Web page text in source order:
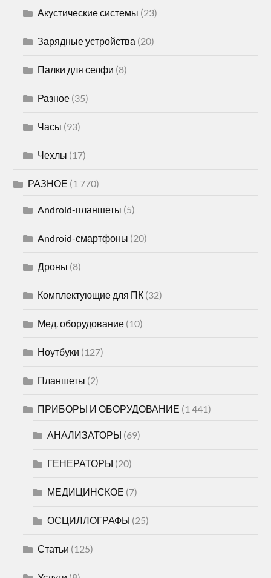
Акустические системы (23)
Зарядные устройства (20)
Палки для селфи (8)
Разное (35)
Часы (93)
Чехлы (17)
РАЗНОЕ (1 770)
Android-планшеты (5)
Android-смартфоны (20)
Дроны (8)
Комплектующие для ПК (32)
Мед. оборудование (10)
Ноутбуки (127)
Планшеты (2)
ПРИБОРЫ И ОБОРУДОВАНИЕ (1 441)
АНАЛИЗАТОРЫ (69)
ГЕНЕРАТОРЫ (20)
МЕДИЦИНСКОЕ (7)
ОСЦИЛЛОГРАФЫ (25)
Статьи (125)